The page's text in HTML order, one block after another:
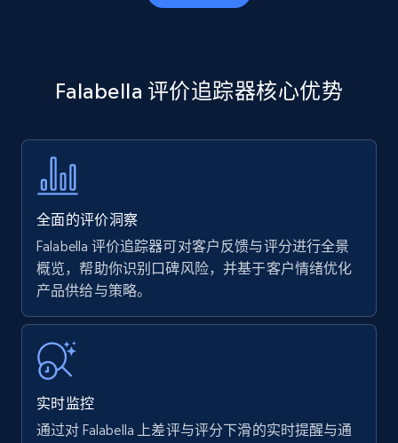
specific keywords
price, Currency, Availability, Reviews count, and
more.
Amazon products - find products by using
upc numbers
Title, Seller name, Brand, Description, Initial
price, Currency, Availability, Reviews count, and
more.
35.3K+ 5.7K+ 立即开始
Falabella 评价追踪器核心优势
全面的评价洞察
Falabella 评价追踪器可对客户反馈与评分进行全景
概览，帮助你识别口碑风险，并基于客户情绪优化
产品供给与策略。
实时监控
通过对 Falabella 上差评与评分下滑的实时提醒与通